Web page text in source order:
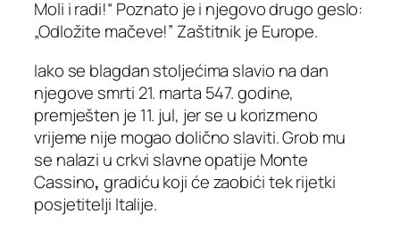
Moli i radi!“ Poznato je i njegovo drugo geslo:
„Odložite mačeve!” Zaštitnik je Europe.
Iako se blagdan stoljećima slavio na dan
njegove smrti 21. marta 547. godine,
premješten je 11. jul, jer se u korizmeno
vrijeme nije mogao dolično slaviti. Grob mu
se nalazi u crkvi slavne opatije Monte
Cassino, gradiću koji će zaobići tek rijetki
posjetitelji Italije.